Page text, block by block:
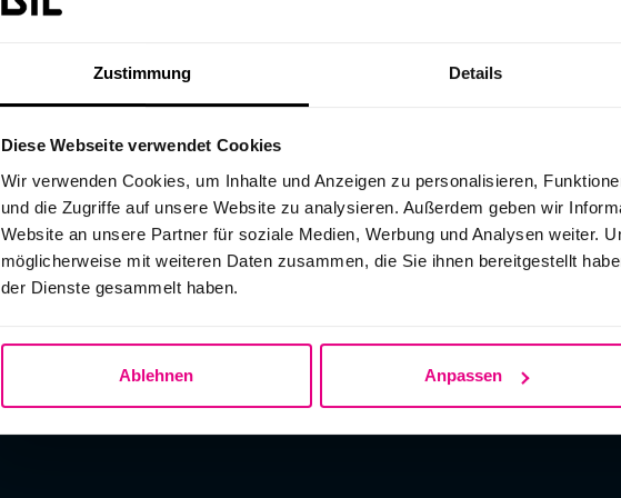
Zustimmung Details
Diese Webseite verwendet Cookies
Wir verwenden Cookies, um Inhalte und Anzeigen zu personalisieren,
und die Zugriffe auf unsere Website zu analysieren. Außerdem geben wir
Website an unsere Partner für soziale Medien, Werbung und Analysen weiter.
möglicherweise mit weiteren Daten zusammen, die Sie ihnen bereitgestellt
der Dienste gesammelt haben.
Ablehnen Anpassen
Boarding Pass –
Kommune
Schilderpfahlaufkleber